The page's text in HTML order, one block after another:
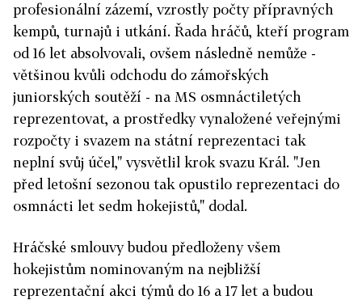
profesionální zázemí, vzrostly počty přípravných
kempů, turnajů i utkání. Řada hráčů, kteří program
od 16 let absolvovali, ovšem následně nemůže -
většinou kvůli odchodu do zámořských
juniorských soutěží - na MS osmnáctiletých
reprezentovat, a prostředky vynaložené veřejnými
rozpočty i svazem na státní reprezentaci tak
neplní svůj účel," vysvětlil krok svazu Král. "Jen
před letošní sezonou tak opustilo reprezentaci do
osmnácti let sedm hokejistů," dodal.
Hráčské smlouvy budou předloženy všem
hokejistům nominovaným na nejbližší
reprezentační akci týmů do 16 a 17 let a budou